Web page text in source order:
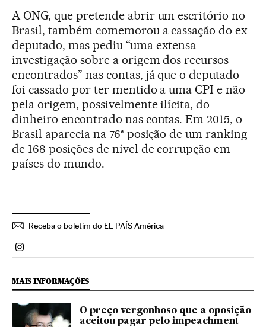
A ONG, que pretende abrir um escritório no
Brasil, também comemorou a cassação do ex-
deputado, mas pediu “uma extensa
investigação sobre a origem dos recursos
encontrados” nas contas, já que o deputado
foi cassado por ter mentido a uma CPI e não
pela origem, possivelmente ilícita, do
dinheiro encontrado nas contas. Em 2015, o
Brasil aparecia na 76ª posição de um ranking
de 168 posições de nível de corrupção em
países do mundo.
Receba o boletim do EL PAÍS América
Politica El País Brasil en Instagram
MAIS INFORMAÇÕES
O preço vergonhoso que a oposição
aceitou pagar pelo impeachment